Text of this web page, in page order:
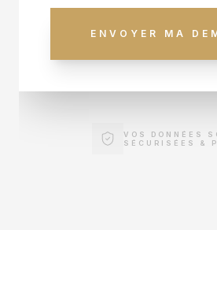
ENVOYER MA
VOS DONNÉES
SÉCURISÉES &